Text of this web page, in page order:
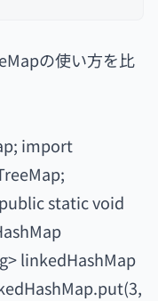
の使い方を比
import
static void
linkedHashMap